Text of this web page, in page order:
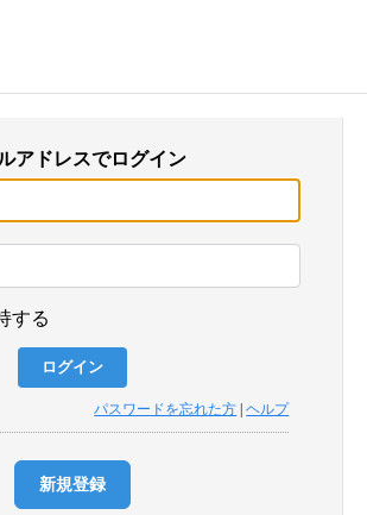
アドレスでログイン
する
パスワードを忘れた方 |ヘルプ
新規登録